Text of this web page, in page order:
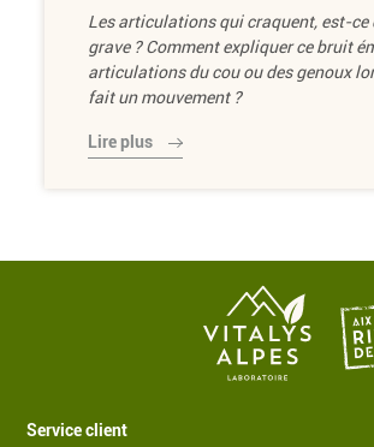
Les articulations qui craquent, est-ce
grave ? Comment expliquer ce bruit
articulations du cou ou des genoux
fait un mouvement ?
Lire plus
Service client